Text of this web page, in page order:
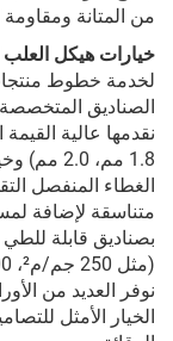
من المتانة ومقاومة
خيارات هيكل العلب
لخدمة خطوط
الصناديق
1.8 مم،
الغطاء المنفصل
متناسقة لإضافة
بصناديق قابلة
نوفر العديد من
الخيار الأمثل